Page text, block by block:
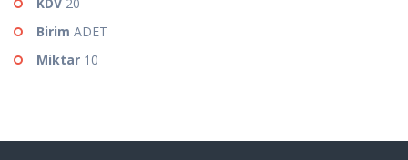
Birim ADET
Miktar 10